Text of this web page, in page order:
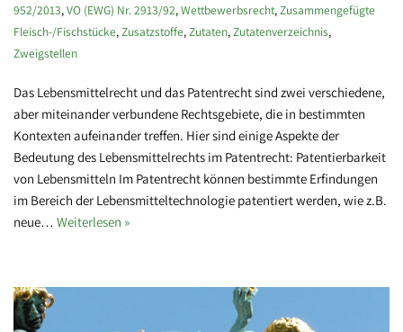
952/2013, VO (EWG) Nr. 2913/92, Wettbewerbsrecht, Zusammengefügte
Fleisch-/Fischstücke, Zusatzstoffe, Zutaten, Zutatenverzeichnis,
Zweigstellen
Das Lebensmittelrecht und das Patentrecht sind zwei verschiedene,
aber miteinander verbundene Rechtsgebiete, die in bestimmten
Kontexten aufeinander treffen. Hier sind einige Aspekte der
Bedeutung des Lebensmittelrechts im Patentrecht: Patentierbarkeit
von Lebensmitteln Im Patentrecht können bestimmte Erfindungen
im Bereich der Lebensmitteltechnologie patentiert werden, wie z.B.
neue… Weiterlesen »